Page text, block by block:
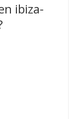
ibiza-